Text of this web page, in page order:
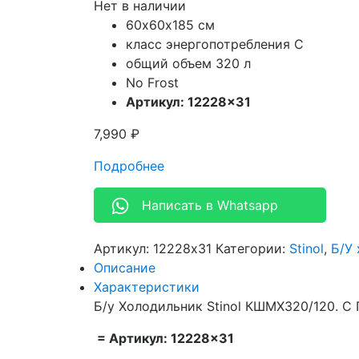
Нет в наличии
60х60х185 см
класс энергопотребления С
общий объем 320 л
No Frost
Артикул: 12228×31
7,990 ₽
Подробнее
Написать в Whatsapp
Артикул: 12228x31 Категории: Stinol, Б/У
Описание
Характеристики
Б/у Холодильник Stinol КШМХ320/120. С
= Артикул: 12228×31